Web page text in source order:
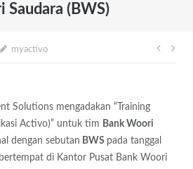
Saudara (BWS)
myactivo
Post
Solutions mengadakan “Training
Activo)” untuk tim Bank Woori
dengan sebutan BWS pada tanggal
di Kantor Pusat Bank Woori